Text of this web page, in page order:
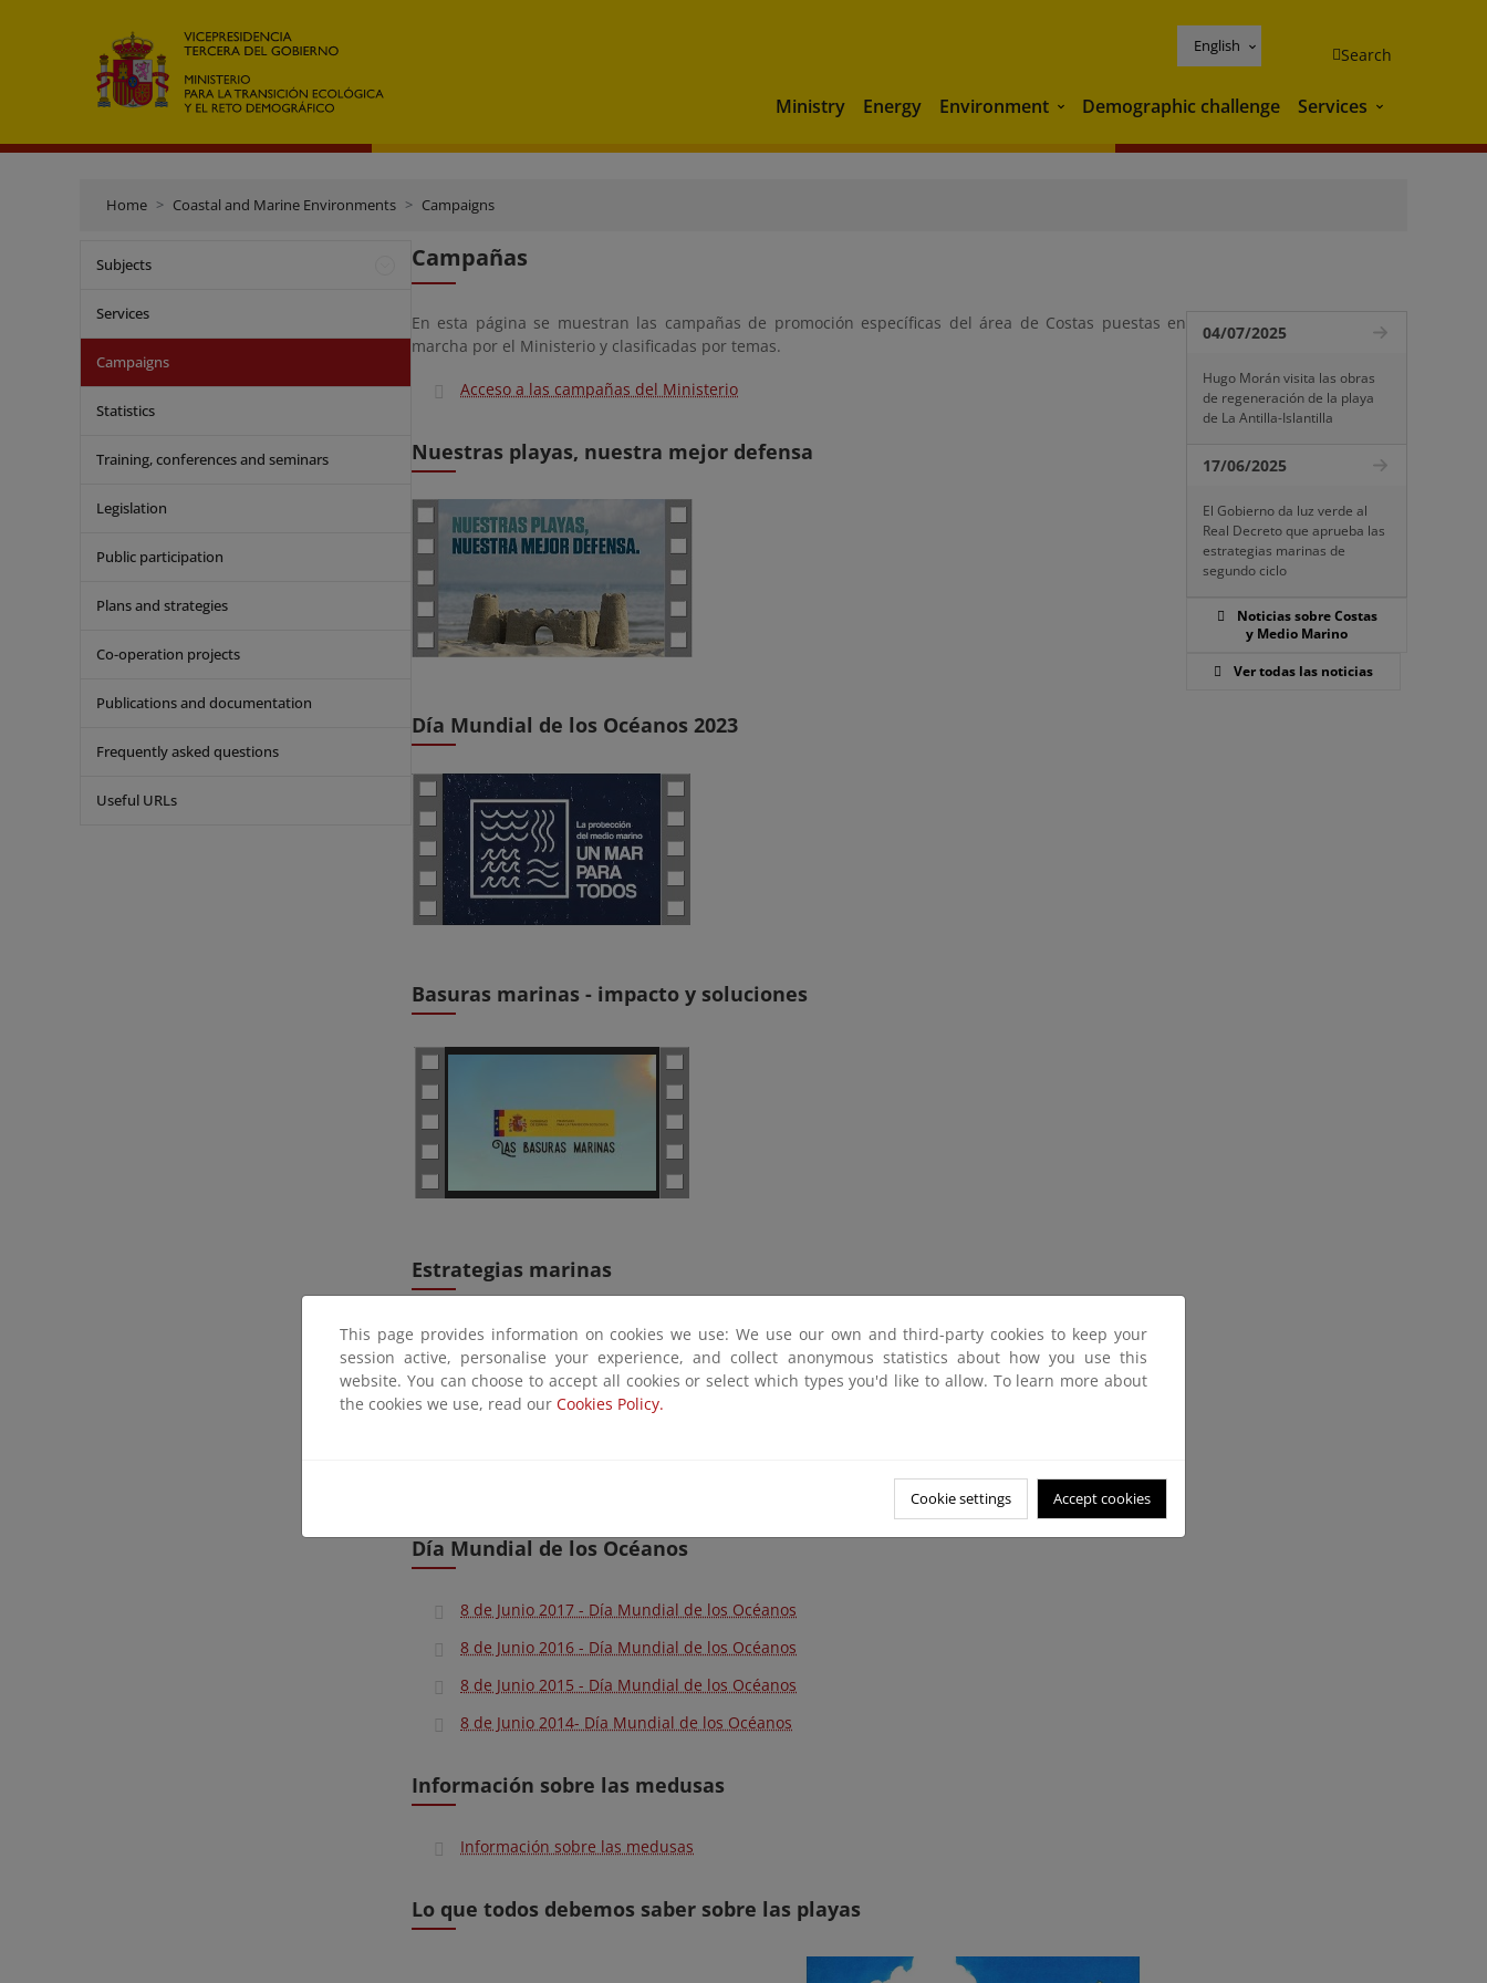
English Search
Ministry Energy Environment Environment
Demographic challenge Services Services
Home Coastal and Marine Environments Campaigns
Subjects
Services
Campaigns
Statistics
Training, conferences and seminars
Legislation
Public participation
Plans and strategies
Co-operation projects
Publications and documentation
Frequently asked questions
Useful URLs
Campañas
En esta página se muestran las campañas de promoción específicas del área de Costas puestas en
marcha por el Ministerio y clasificadas por temas.
Acceso a las campañas del Ministerio
Nuestras playas, nuestra mejor defensa
Día Mundial de los Océanos 2023
Basuras marinas - impacto y soluciones
Estrategias marinas
Día Mundial de los Océanos
8 de Junio 2017 - Día Mundial de los Océanos
8 de Junio 2016 - Día Mundial de los Océanos
8 de Junio 2015 - Día Mundial de los Océanos
8 de Junio 2014- Día Mundial de los Océanos
Información sobre las medusas
Información sobre las medusas
Lo que todos debemos saber sobre las playas
04/07/2025
Hugo Morán visita las obras
de regeneración de la playa
de La Antilla-Islantilla
17/06/2025
El Gobierno da luz verde al
Real Decreto que aprueba las
estrategias marinas de
segundo ciclo
Noticias sobre Costas
y Medio Marino
Ver todas las noticias
This page provides information on cookies we use: We use our own and third-party cookies to keep your
session active, personalise your experience, and collect anonymous statistics about how you use this
website. You can choose to accept all cookies or select which types you'd like to allow. To learn more about
the cookies we use, read our Cookies Policy.
Cookie settings Accept cookies